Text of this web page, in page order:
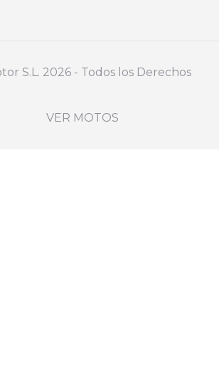
S.L. 2026 - Todos los Derechos
VER MOTOS